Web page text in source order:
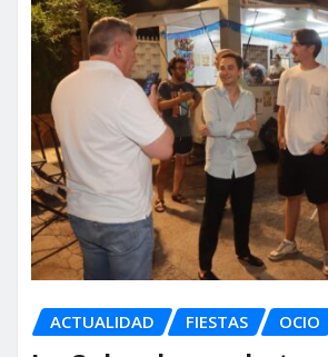
ACTUALIDAD FIESTAS OCIO